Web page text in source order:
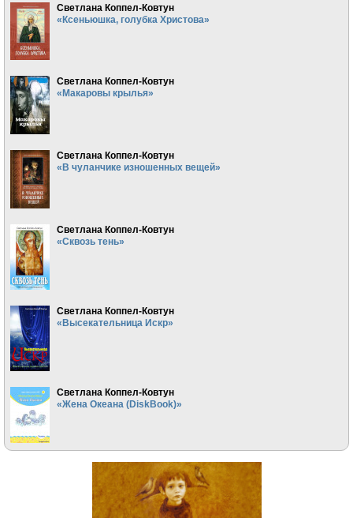
Светлана Коппел-Ковтун
«Ксеньюшка, голубка Христова»
Светлана Коппел-Ковтун
«Макаровы крылья»
Светлана Коппел-Ковтун
«В чуланчике изношенных вещей»
Светлана Коппел-Ковтун
«Сквозь тень»
Светлана Коппел-Ковтун
«Высекательница Искр»
Светлана Коппел-Ковтун
«Жена Океана (DiskBook)»